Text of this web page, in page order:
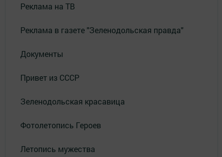
Реклама на ТВ
Реклама в газете "Зеленодольская правда"
Документы
Привет из СССР
Зеленодольская красавица
Фотолетопись Героев
Летопись мужества